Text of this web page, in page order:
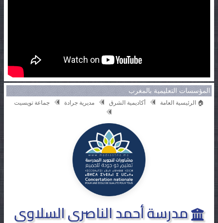
المؤسسات التعليمية بالمغرب
🏠 الرئيسية العامة أكاديمية الشرق مديرية جرادة جماعة تويسيت
مدرسة أحمد الناصرى السلاوى